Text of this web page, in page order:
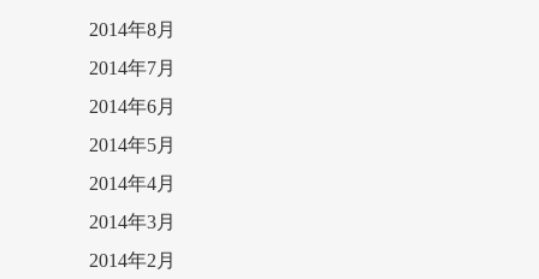
2014年8月
2014年7月
2014年6月
2014年5月
2014年4月
2014年3月
2014年2月